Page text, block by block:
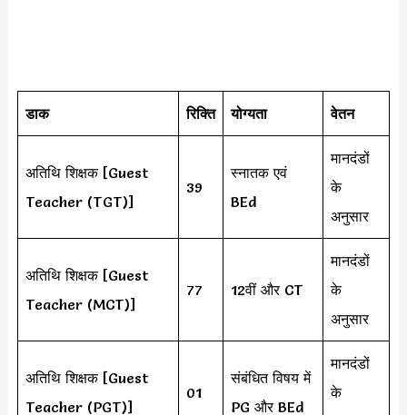
डाक रिक्ति योग्यता वेतन
अतिथि शिक्षक [Guest
Teacher (TGT)]
39
स्नातक एवं
BEd
मानदंडों
के
अनुसार
अतिथि शिक्षक [Guest
Teacher (MCT)]
77 12वीं और CT
मानदंडों
के
अनुसार
अतिथि शिक्षक [Guest
Teacher (PGT)]
01
संबंधित विषय में
PG और BEd
मानदंडों
के